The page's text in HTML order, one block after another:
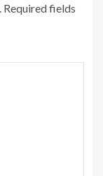
Required fields